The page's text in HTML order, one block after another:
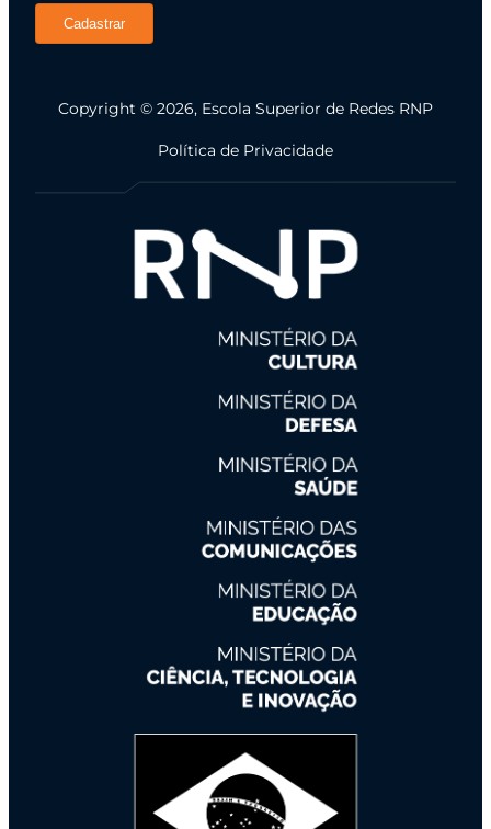
Cadastrar
Copyright © 2026, Escola Superior de Redes RNP
Política de Privacidade